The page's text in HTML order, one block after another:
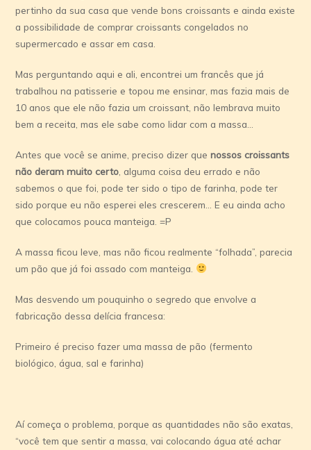
pertinho da sua casa que vende bons croissants e ainda existe
a possibilidade de comprar croissants congelados no
supermercado e assar em casa.
Mas perguntando aqui e ali, encontrei um francês que já
trabalhou na patisserie e topou me ensinar, mas fazia mais de
10 anos que ele não fazia um croissant, não lembrava muito
bem a receita, mas ele sabe como lidar com a massa…
Antes que você se anime, preciso dizer quenossos croissants
não deram muito certo , alguma coisa deu errado e não
sabemos o que foi, pode ter sido o tipo de farinha, pode ter
sido porque eu não esperei eles crescerem… E eu ainda acho
que colocamos pouca manteiga. =P
A massa ficou leve, mas não ficou realmente “folhada”, parecia
um pão que já foi assado com manteiga.
Mas desvendo um pouquinho o segredo que envolve a
fabricação dessa delícia francesa:
Primeiro é preciso fazer uma massa de pão (fermento
biológico, água, sal e farinha)
Aí começa o problema, porque as quantidades não são exatas,
“você tem que sentir a massa, vai colocando água até achar